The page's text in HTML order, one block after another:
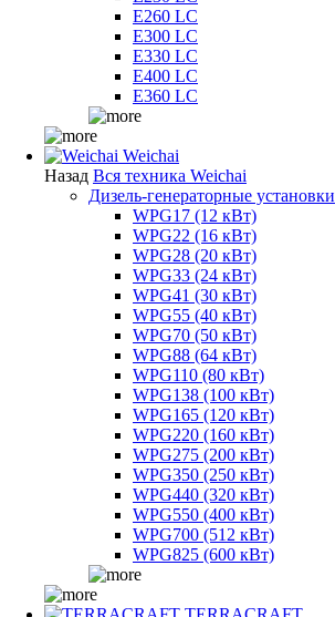
E260 LC
E300 LC
E330 LC
E400 LC
E360 LC
Weichai
Назад Вся техника Weichai
Дизель-генераторные установки
WPG17 (12 кВт)
WPG22 (16 кВт)
WPG28 (20 кВт)
WPG33 (24 кВт)
WPG41 (30 кВт)
WPG55 (40 кВт)
WPG70 (50 кВт)
WPG88 (64 кВт)
WPG110 (80 кВт)
WPG138 (100 кВт)
WPG165 (120 кВт)
WPG220 (160 кВт)
WPG275 (200 кВт)
WPG350 (250 кВт)
WPG440 (320 кВт)
WPG550 (400 кВт)
WPG700 (512 кВт)
WPG825 (600 кВт)